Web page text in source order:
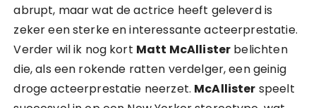
abrupt, maar wat de actrice heeft geleverd is
zeker een sterke en interessante acteerprestatie.
Verder wil ik nog kort Matt McAllister belichten
die, als een rokende ratten verdelger, een geinig
droge acteerprestatie neerzet. McAllister speelt